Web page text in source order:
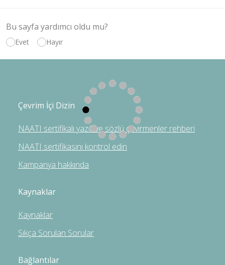
Bu sayfa yardımcı oldu mu?
Evet Hayır
Çevrim İçi Dizin
NAATI sertifikalı yazılı ve sözlü çevirmenler rehberi
NAATI sertifikasını kontrol edin
Kampanya hakkında
Kaynaklar
Kaynaklar
Sıkça Sorulan Sorular
Bağlantılar